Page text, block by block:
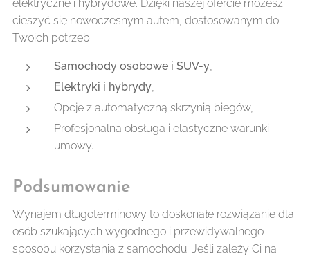
elektryczne i hybrydowe. Dzięki naszej ofercie możesz
cieszyć się nowoczesnym autem, dostosowanym do
Twoich potrzeb:
Samochody osobowe i SUV-y,
Elektryki i hybrydy,
Opcje z automatyczną skrzynią biegów,
Profesjonalna obsługa i elastyczne warunki
umowy.
Podsumowanie
Wynajem długoterminowy to doskonałe rozwiązanie dla
osób szukających wygodnego i przewidywalnego
sposobu korzystania z samochodu. Jeśli zależy Ci na